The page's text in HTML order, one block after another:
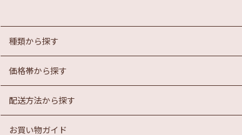
種類から探す
めんたいこ
惣菜・パン
ラーメン
価格帯から探す
1,000円未満
2,000円以上
配送方法から探す
常温商品
お買い物ガイド